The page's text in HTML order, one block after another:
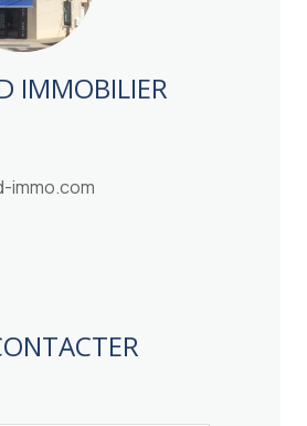
IMMOBILIER
immo.com